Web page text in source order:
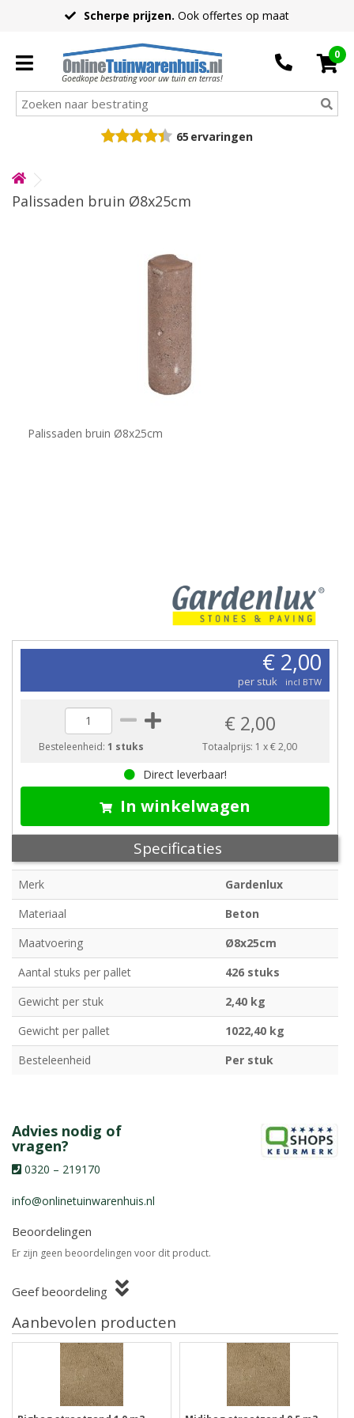
Scherpe prijzen. Ook offertes op maat
Goedkope bestrating voor uw tuin en terras!
0
65 ervaringen
Palissaden bruin Ø8x25cm
Palissaden bruin Ø8x25cm
€ 2,00
per stuk incl BTW
Besteleenheid:1 stuks
€ 2,00
Totaalprijs: 1 x€ 2,00
Direct leverbaar!
In winkelwagen
Specificaties
Merk
Gardenlux
Materiaal
Beton
Maatvoering
Ø8x25cm
Aantal stuks per pallet
426 stuks
Gewicht per stuk
2,40 kg
Gewicht per pallet
1022,40 kg
Besteleenheid
Per stuk
Advies nodig of
vragen?
0320 – 219170
info@onlinetuinwarenhuis.nl
Beoordelingen
Er zijn geen beoordelingen voor dit product.
Geef beoordeling
Aanbevolen producten